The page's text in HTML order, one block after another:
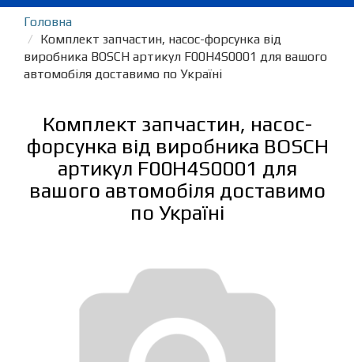
Головна
Комплект запчастин, насос-форсунка від
виробника BOSCH артикул F00H4S0001 для вашого
автомобіля доставимо по Україні
Комплект запчастин, насос-
форсунка від виробника BOSCH
артикул F00H4S0001 для
вашого автомобіля доставимо
по Україні